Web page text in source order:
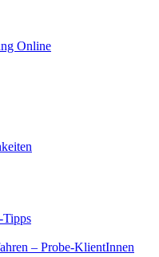
Online
Tipps
– Probe-KlientInnen